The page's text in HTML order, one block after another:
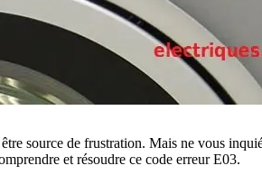
source de frustration. Mais ne vous
et résoudre ce code erreur E03.